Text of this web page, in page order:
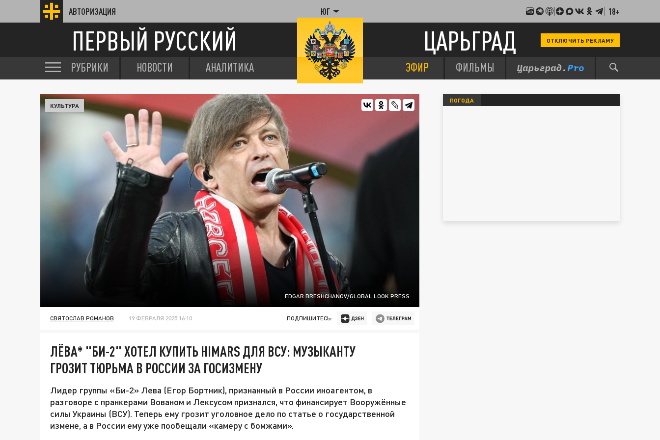
АВТОРИЗАЦИЯ ЮГ 18+
ПЕРВЫЙ РУССКИЙ ЦАРЬГРАД ОТКЛЮЧИТЬ РЕКЛАМУ
РУБРИКИ НОВОСТИ АНАЛИТИКА ЭФИР ФИЛЬМЫ
EDGAR BRESHCHANOV/GLOBAL LOOK PRESS
КУЛЬТУРА
СВЯТОСЛАВ РОМАНОВ 19 ФЕВРАЛЯ 2025 16:10 ПОДПИШИТЕСЬ:
ЛЁВА* "БИ-2" ХОТЕЛ КУПИТЬ HIMARS ДЛЯ ВСУ: МУЗЫКАНТУ
ГРОЗИТ ТЮРЬМА В РОССИИ ЗА ГОСИЗМЕНУ
Лидер группы «Би-2» Лева (Егор Бортник), признанный в России иноагентом, в
разговоре с пранкерами Вованом и Лексусом признался, что финансирует Вооружённые
силы Украины (ВСУ). Теперь ему грозит уголовное дело по статье о государственной
измене, а в России ему уже пообещали «камеру с бомжами».
ПОГОДА